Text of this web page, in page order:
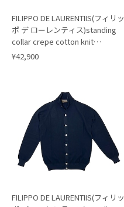
FILIPPO DE LAURENTIIS(フィリッ
ポ デ ローレンティス)standing
collar crepe cotton knit
cardigan/SAX(800)
¥42,900
FILIPPO DE LAURENTIIS(フィリッ